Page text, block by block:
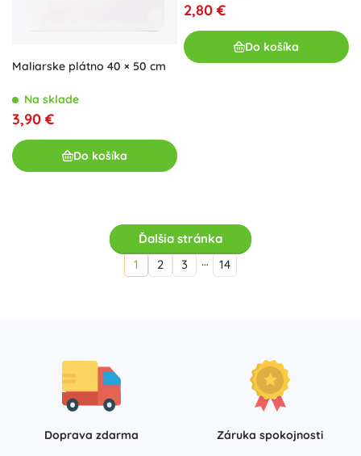
Maliarske plátno 40 × 50 cm
Na sklade
3,90 €
Do košíka
2,80 €
Do košíka
Ďalšia stránka
1
2 3 … 14
Doprava zdarma
Záruka spokojnosti